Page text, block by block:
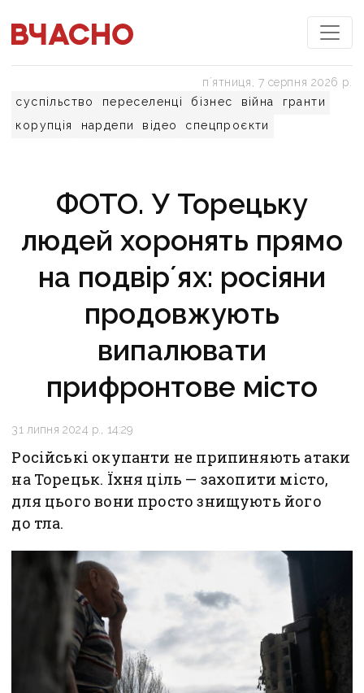
суспільство переселенці бізнес війна
гранти
корупція
нардепи відео спецпроєкти
пʼятниця, 7 серпня 2026 р.
ФОТО. У Торецьку
людей хоронять прямо
на подвірʼях: росіяни
продовжують
випалювати
прифронтове місто
31 липня 2024 р., 14:29
Російські окупанти не припиняють атаки
на Торецьк. Їхня ціль — захопити місто,
для цього вони просто знищують його
до тла.